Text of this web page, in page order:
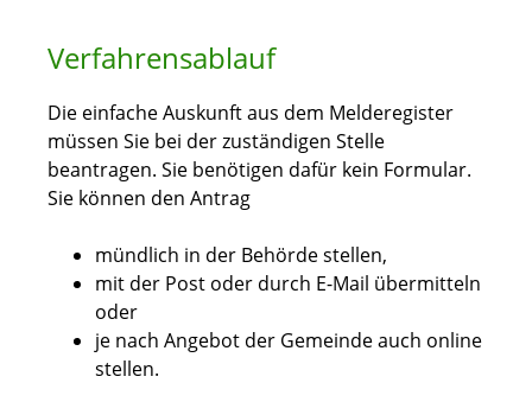
Verfahrensablauf
Die einfache Auskunft aus dem Melderegister
müssen Sie bei der zuständigen Stelle
beantragen. Sie benötigen dafür kein Formular.
Sie können den Antrag
mündlich in der Behörde stellen,
mit der Post oder durch E-Mail übermitteln
oder
je nach Angebot der Gemeinde auch online
stellen.